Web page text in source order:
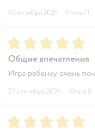
05 октября 2024 · Нина П.
Рейтинг:5
Общие впечатления
Игра ребёнку очень
27 сентября 2024 · Ольга В.
Рейтинг:5